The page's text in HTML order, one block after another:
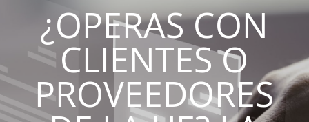
¿OPERAS CON
CLIENTES O
PROVEEDORES